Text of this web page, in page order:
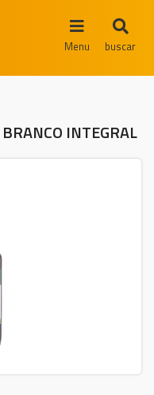
Menu buscar
INTEGRAL